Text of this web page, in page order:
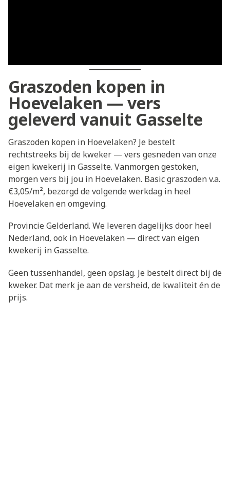
Graszoden kopen in
Hoevelaken — vers
geleverd vanuit Gasselte
Graszoden kopen in Hoevelaken? Je bestelt
rechtstreeks bij de kweker — vers gesneden van onze
eigen kwekerij in Gasselte. Vanmorgen gestoken,
morgen vers bij jou in Hoevelaken. Basic graszoden v.a.
€3,05/m², bezorgd de volgende werkdag in heel
Hoevelaken en omgeving.
Provincie Gelderland. We leveren dagelijks door heel
Nederland, ook in Hoevelaken — direct van eigen
kwekerij in Gasselte.
Geen tussenhandel, geen opslag. Je bestelt direct bij de
kweker. Dat merk je aan de versheid, de kwaliteit én de
prijs.